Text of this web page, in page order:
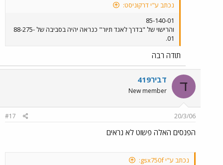
נכתב ע"י דרקוניסט:
85-140-01
והרישוי של "בדרך לאגד תיור" כנראה יהיה בסביבה של 88-275-
01.
תודה רבה
ד דביר419
New member
20/3/06
#17
הפנסים האלה פשוט לא נראים
נכתב ע"י gsx750f: